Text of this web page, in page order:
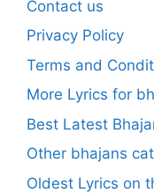
Contact us
Privacy Policy
Terms and
More Lyrics for
Best Latest
Other bhajans
Oldest Lyrics on